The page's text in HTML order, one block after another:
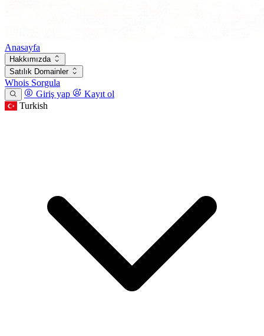
Anasayfa
Hakkımızda
Satılık Domainler
Whois Sorgula
Giriş yap
Kayıt ol
Turkish